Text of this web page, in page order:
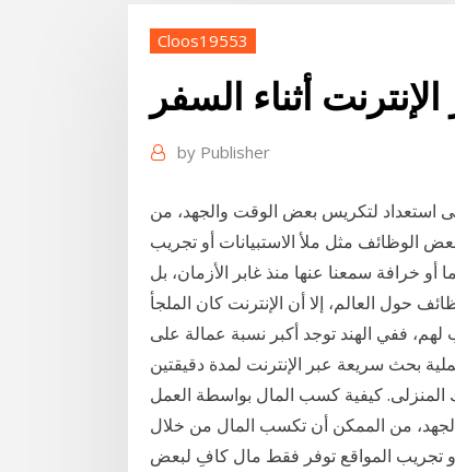
Cloos19553
أثناء السفر
by Publisher
استعداد لتكريس بعض الوقت والجهد، من
مثل ملأ الاستبيانات أو تجريب
خرافة سمعنا عنها منذ غابر الأزمان، بل
حول العالم، إلا أن الإنترنت كان الملجأ
لهم، ففي الهند توجد أكبر نسبة عمالة على
بحث سريعة عبر الإنترنت لمدة دقيقتين
كيفية كسب المال بواسطة العمل
من الممكن أن تكسب المال من خلال
تجريب المواقع توفر فقط مال كافِ لبعض